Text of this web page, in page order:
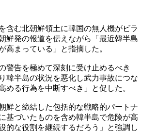
含む北朝鮮領土に韓国の無人機がビラ
鮮発の報道を伝えながら「最近韓半島
高まっている」と指摘した。
警告を極めて深刻に受け止めるべき
韓半島の状況を悪化し武力事故につな
める行為を中断すべき」と促した。
鮮と締結した包括的な戦略的パートナ
基づいたものを含め韓半島で危険が高
的な役割を継続するだろう」と強調し